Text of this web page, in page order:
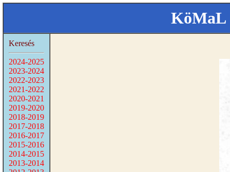
KöMaL
Keresés
2024-2025
2023-2024
2022-2023
2021-2022
2020-2021
2019-2020
2018-2019
2017-2018
2016-2017
2015-2016
2014-2015
2013-2014